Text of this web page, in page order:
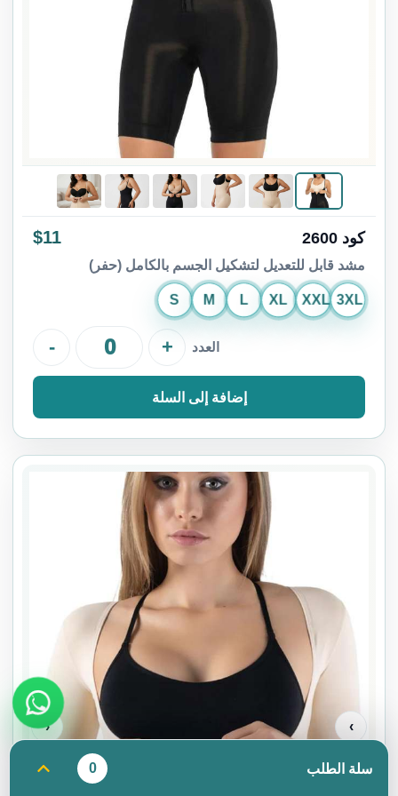
كود 2600 $11
مشد قابل للتعديل لتشكيل الجسم بالكامل (حفر)
S M L XL XXL 3XL
العدد - +
إضافة إلى السلة
›
‹
سلة الطلب 0